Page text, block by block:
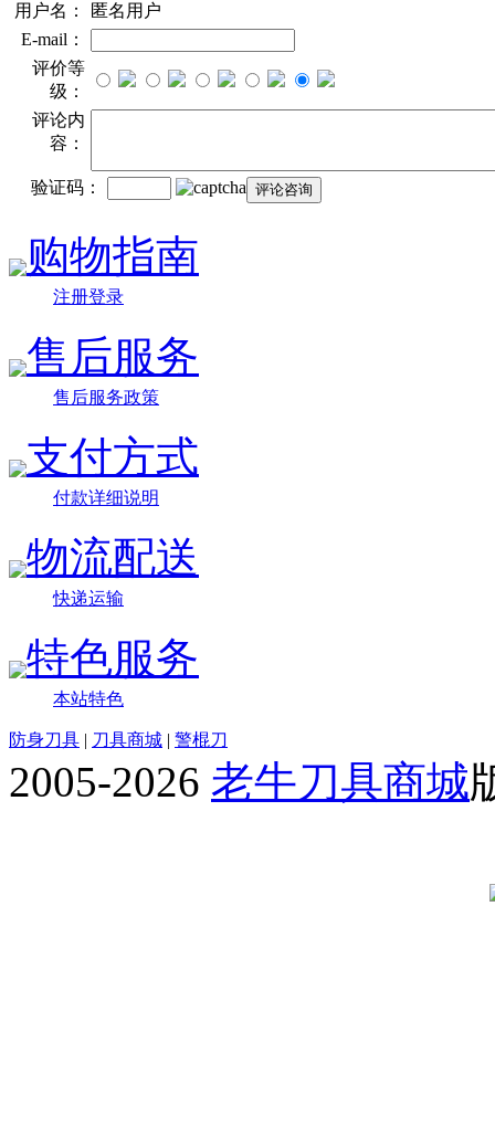
用户名：
匿名用户
E-mail：
评价等
级：
评论内
容：
验证码：
购物指南
注册登录
售后服务
售后服务政策
支付方式
付款详细说明
物流配送
快递运输
特色服务
本站特色
防身刀具 | 刀具商城 | 警棍刀
2005-2026 老牛刀具商城